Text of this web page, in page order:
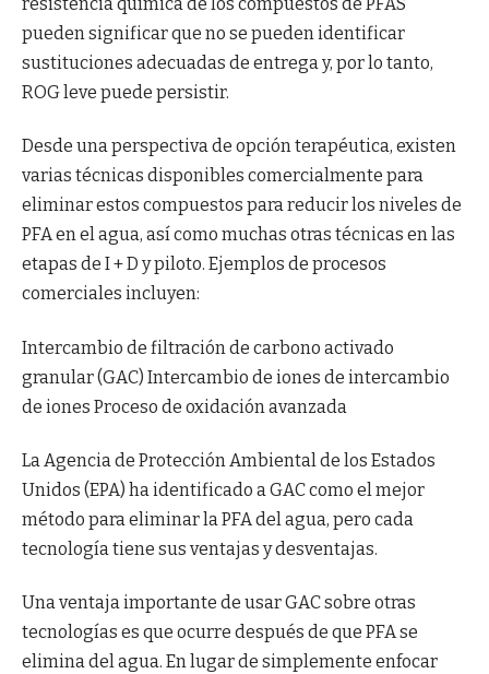
pueden significar que no se pueden identificar
sustituciones adecuadas de entrega y, por lo tanto,
ROG leve puede persistir.
Desde una perspectiva de opción terapéutica, existen
varias técnicas disponibles comercialmente para
eliminar estos compuestos para reducir los niveles de
PFA en el agua, así como muchas otras técnicas en las
etapas de I + D y piloto. Ejemplos de procesos
comerciales incluyen:
Intercambio de filtración de carbono activado
granular (GAC) Intercambio de iones de intercambio
de iones Proceso de oxidación avanzada
La Agencia de Protección Ambiental de los Estados
Unidos (EPA) ha identificado a GAC como el mejor
método para eliminar la PFA del agua, pero cada
tecnología tiene sus ventajas y desventajas.
Una ventaja importante de usar GAC sobre otras
tecnologías es que ocurre después de que PFA se
elimina del agua. En lugar de simplemente enfocar